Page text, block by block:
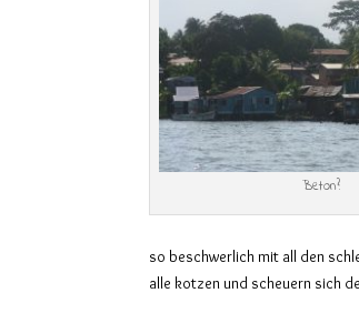
Beton?
so beschwerlich mit all den
alle kotzen und scheuern sich